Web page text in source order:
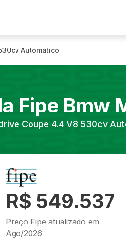
Automatico
Fipe Bmw
Coupe 4.4 V8 530cv
R$ 549.537
Preço Fipe atualizado em
Ago/2026